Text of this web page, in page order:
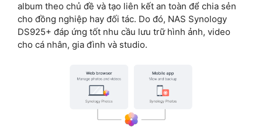
album theo chủ đề và tạo liên kết an toàn để chia sẻn
cho đồng nghiệp hay đối tác. Do đó, NAS Synology
DS925+ đáp ứng tốt nhu cầu lưu trữ hình ảnh, video
cho cá nhân, gia đình và studio.